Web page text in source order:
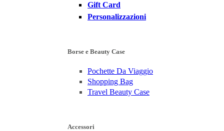
Gift Card
Personalizzazioni
Borse e Beauty Case
Pochette Da Viaggio
Shopping Bag
Travel Beauty Case
Accessori